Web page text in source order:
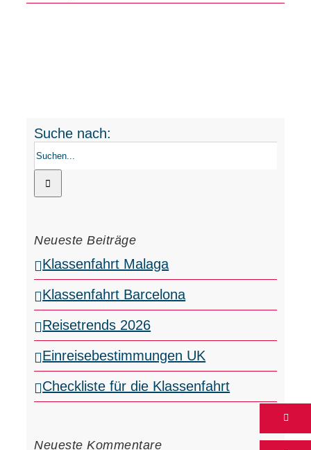
Suche nach:
Neueste Beiträge
Klassenfahrt Malaga
Klassenfahrt Barcelona
Reisetrends 2026
Einreisebestimmungen UK
Checkliste für die Klassenfahrt
Neueste Kommentare